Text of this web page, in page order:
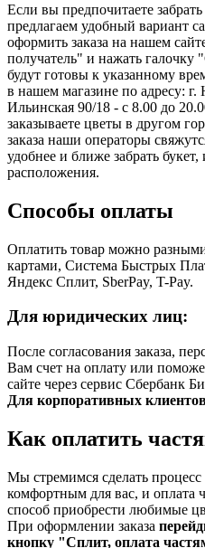
Если вы предпочитаете
предлагаем удобный вариант
оформить заказа на нашем
получатель" и нажать
будут готовы к указанному
в нашем магазине по адресу:
Ильинская 90/18 - с 8.00 до
заказываете цветы в другом
заказа наши операторы
удобнее и ближе забрать
расположения.
Способы оплаты
Оплатить товар можно
картами, Система Быстрых
Яндекс Сплит, SberPay, T-Pay.
Для юридических лиц:
После согласования заказа,
Вам счет на оплату или
сайте через сервис Сбербанк
Для корпоративных
Как оплатить
Мы стремимся сделать
комфортным для вас, и оплата
способ приобрести любимые
При оформлении заказа
кнопку "Сплит, оплата